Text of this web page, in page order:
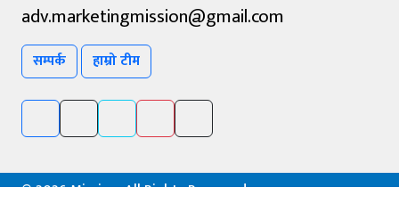
adv.marketingmission@gmail.com
सम्पर्क हाम्रो टीम
©2026 Mission, All Rights Reserved.